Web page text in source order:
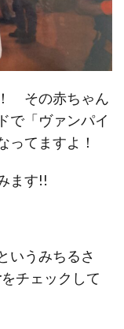
その赤ちゃん
で「ヴァンパイ
ってますよ！
ます!!
いうみちるさ
をチェックして